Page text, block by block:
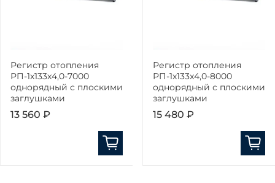
Регистр отопления
РП-1x133x4,0-7000
однорядный с плоскими
заглушками
13 560 ₽
Регистр отопления
РП-1x133x4,0-8000
однорядный с плоскими
заглушками
15 480 ₽